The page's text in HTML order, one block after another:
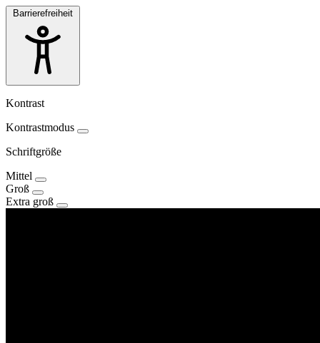
Barrierefreiheit
Kontrast
Kontrastmodus
Schriftgröße
Mittel
Groß
Extra groß